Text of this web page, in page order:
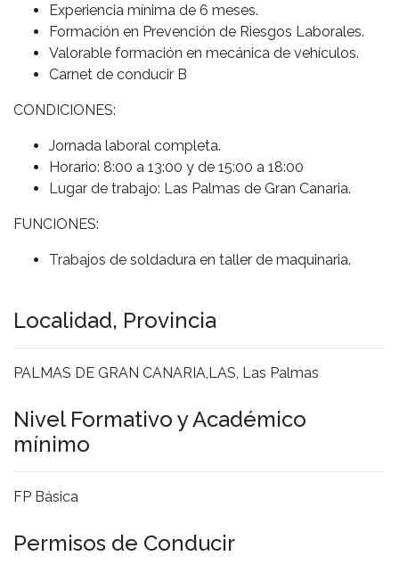
Experiencia mínima de 6 meses.
Formación en Prevención de Riesgos Laborales.
Valorable formación en mecánica de vehículos.
Carnet de conducir B
CONDICIONES:
Jornada laboral completa.
Horario: 8:00 a 13:00 y de 15:00 a 18:00
Lugar de trabajo: Las Palmas de Gran Canaria.
FUNCIONES:
Trabajos de soldadura en taller de maquinaria.
Localidad, Provincia
PALMAS DE GRAN CANARIA,LAS, Las Palmas
Nivel Formativo y Académico
mínimo
FP Básica
Permisos de Conducir